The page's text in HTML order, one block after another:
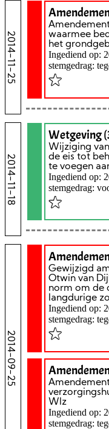
2014-11-25
waarmee
het
Ingediend op:
stemgedrag:
2014-11-18
Wetgeving
Wijziging
de eis tot
te voegen
Ingediend op:
stemgedrag:
2014-09-25
Gewijzigd
Otwin van
norm om de
langdurige
Ingediend op:
stemgedrag:
Wlz
Ingediend op:
stemgedrag: